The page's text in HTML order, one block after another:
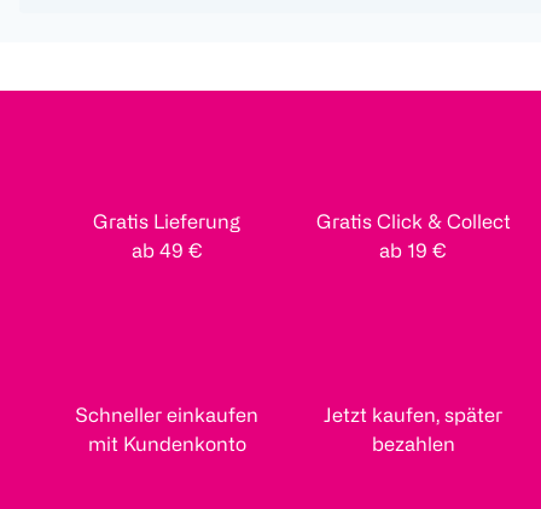
Gratis Lieferung
ab 49 €
Gratis Click & Collect
ab 19 €
Schneller einkaufen
mit Kundenkonto
Jetzt kaufen, später
bezahlen